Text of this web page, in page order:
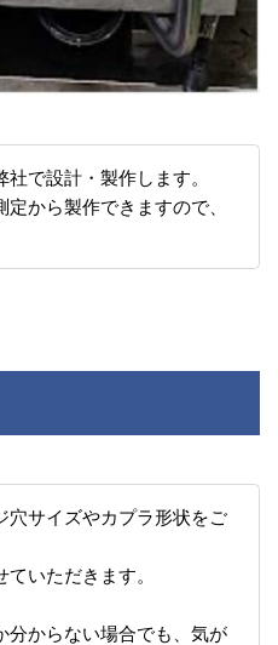
で設計・製作します。
から製作できますので、
穴サイズやカプラ形状をご
いただきます。
分からない場合でも、気が